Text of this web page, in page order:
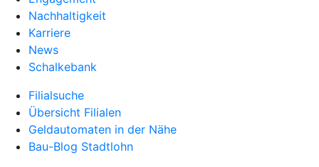
Nachhaltigkeit
Karriere
News
Schalkebank
Filialsuche
Übersicht Filialen
Geldautomaten in der Nähe
Bau-Blog Stadtlohn